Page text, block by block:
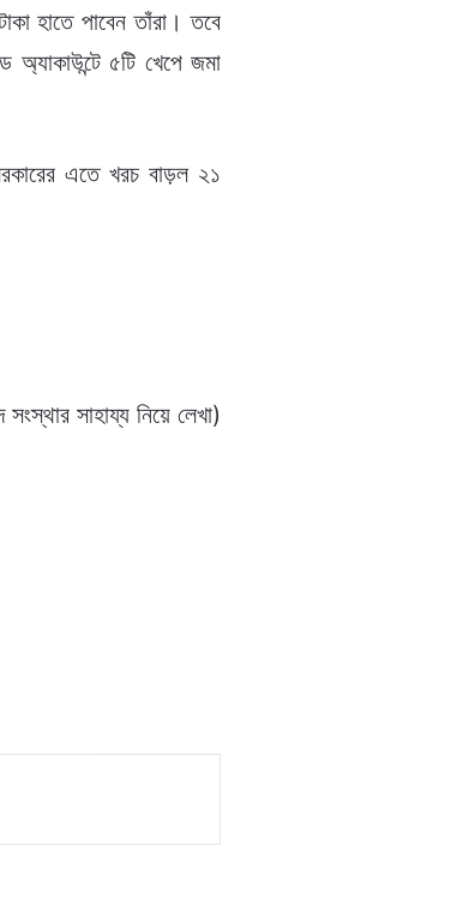
হাতে পাবেন তাঁরা। তবে
অ্যাকাউন্টে ৫টি খেপে জমা
এতে খরচ বাড়ল ২১
সংস্থার সাহায্য নিয়ে লেখা)